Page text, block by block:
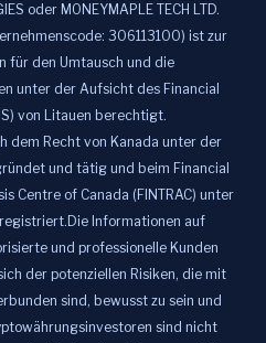
oder MONEYMAPLE TECH LTD.
306113100) ist zur
für den Umtausch und die
unter der Aufsicht des Financial
von Litauen berechtigt.
dem Recht von Kanada unter der
und tätig und beim Financial
Centre of Canada (FINTRAC) unter
Informationen auf
und professionelle Kunden
der potenziellen Risiken, die mit
sind, bewusst zu sein und
sind nicht